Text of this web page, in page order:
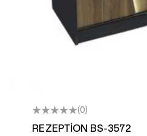
(0)
REZEPTİON BS-3572